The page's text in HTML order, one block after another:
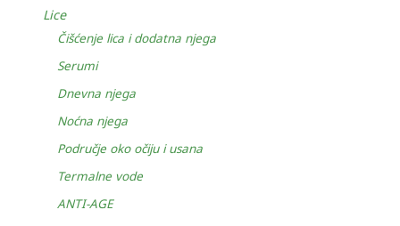
Lice
Čišćenje lica i dodatna njega
Serumi
Dnevna njega
Noćna njega
Područje oko očiju i usana
Termalne vode
ANTI-AGE